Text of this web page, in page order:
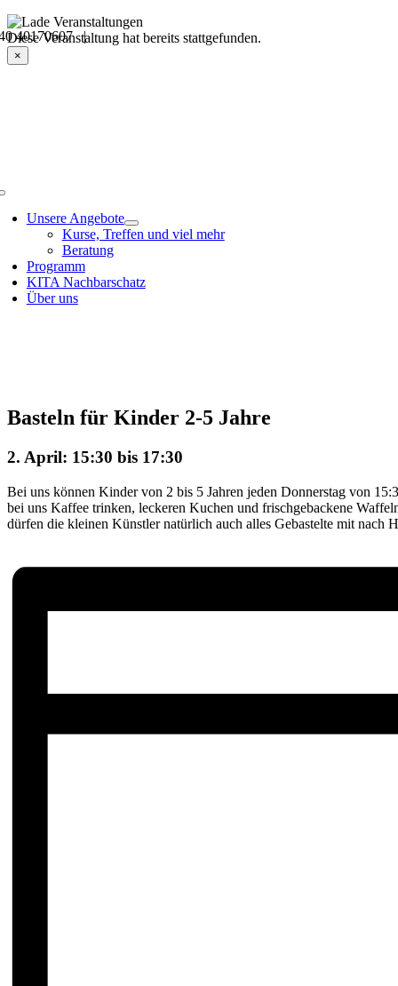
Skip
to
content
40170607 |
Unsere Angebote
Kurse, Treffen und viel mehr
Beratung
Programm
KITA Nachbarschatz
Über uns
Veranstaltungsdetails
Diese Veranstaltung hat bereits stattgefunden.
×
Basteln für Kinder 2-5 Jahre
2. April: 15:30 bis 17:30
Bei uns können Kinder von 2 bis 5 Jahren jeden Donnerstag von
bei uns Kaffee trinken, leckeren Kuchen und frischgebackene
dürfen die kleinen Künstler natürlich auch alles Gebastelte mit nach